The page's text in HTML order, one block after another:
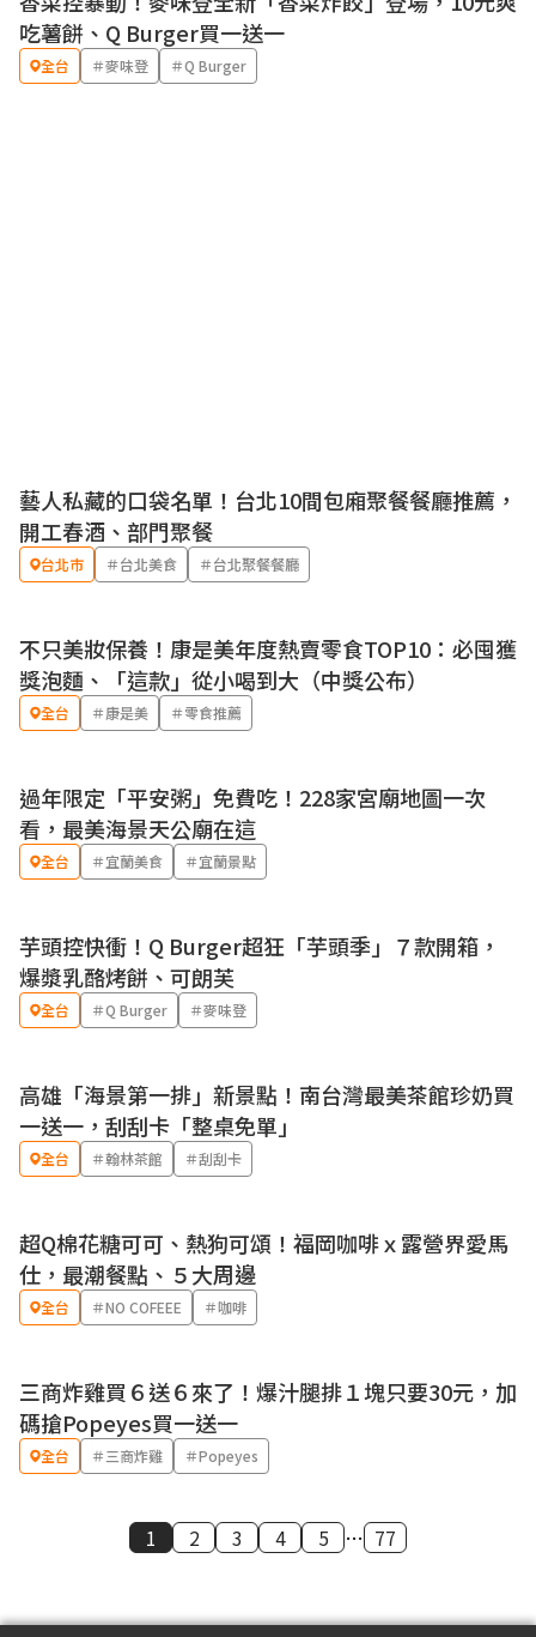
吃薯餅、Q Burger買一送一
全台 ＃麥味登 ＃Q Burger
藝人私藏的口袋名單！台北10間包廂聚餐餐廳推薦，
開工春酒、部門聚餐
台北市 ＃台北美食 ＃台北聚餐餐廳
不只美妝保養！康是美年度熱賣零食TOP10：必囤獲
獎泡麵、「這款」從小喝到大（中獎公布）
全台 ＃康是美 ＃零食推薦
過年限定「平安粥」免費吃！228家宮廟地圖一次
看，最美海景天公廟在這
全台 ＃宜蘭美食 ＃宜蘭景點
芋頭控快衝！Q Burger超狂「芋頭季」７款開箱，
爆漿乳酪烤餅、可朗芙
全台 ＃Q Burger ＃麥味登
高雄「海景第一排」新景點！南台灣最美茶館珍奶買
一送一，刮刮卡「整桌免單」
全台 ＃翰林茶館 ＃刮刮卡
優惠
超Q棉花糖可可、熱狗可頌！福岡咖啡ｘ露營界愛馬
仕，最潮餐點、５大周邊
全台 ＃NO COFEEE ＃咖啡
優惠
三商炸雞買６送６來了！爆汁腿排１塊只要30元，加
碼搶Popeyes買一送一
全台 ＃三商炸雞 ＃Popeyes
1 2 3 4 5 … 77